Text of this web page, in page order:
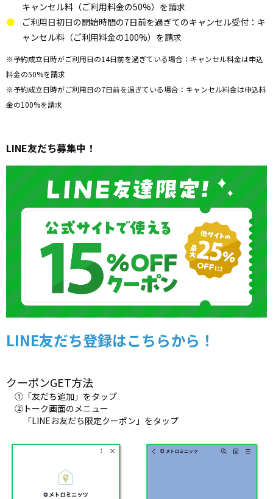
キャンセル料（ご利用料金の50%）を請求
ご利用日初日の開始時間の7日前を過ぎてのキャンセル受付：キ
ャンセル料（ご利用料金の100%）を請求
※予約成立日時がご利用日の14日前を過ぎている場合：キャンセル料金は申込
料金の50%を請求
※予約成立日時がご利用日の7日前を過ぎている場合：キャンセル料金は申込料
金の100%を請求
LINE友だち募集中！
LINE友だち登録はこちらから！
クーポンGET方法
①「友だち追加」をタップ
②トーク画面のメニュー
「LINEお友だち限定クーポン」をタップ